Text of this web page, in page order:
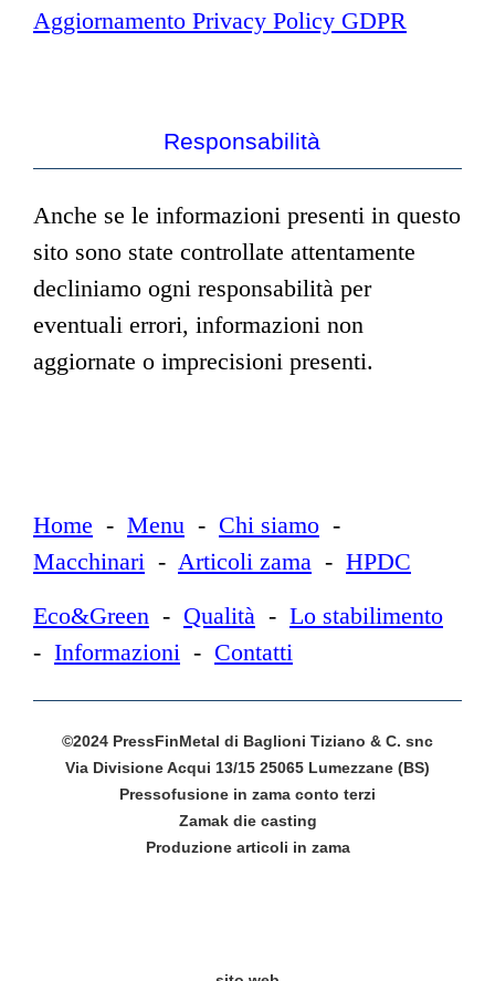
Aggiornamento Privacy Policy GDPR
Responsabilità
Anche se le informazioni presenti in questo
sito sono state controllate attentamente
decliniamo ogni responsabilità per
eventuali errori, informazioni non
aggiornate o imprecisioni presenti.
Home - Menu - Chi siamo -
Macchinari - Articoli zama - HPDC
Eco&Green - Qualità - Lo stabilimento
- Informazioni - Contatti
©2024 PressFinMetal di Baglioni Tiziano & C. snc
Via Divisione Acqui 13/15 25065 Lumezzane (BS)
Pressofusione in zama conto terzi
Zamak die casting
Produzione articoli in zama